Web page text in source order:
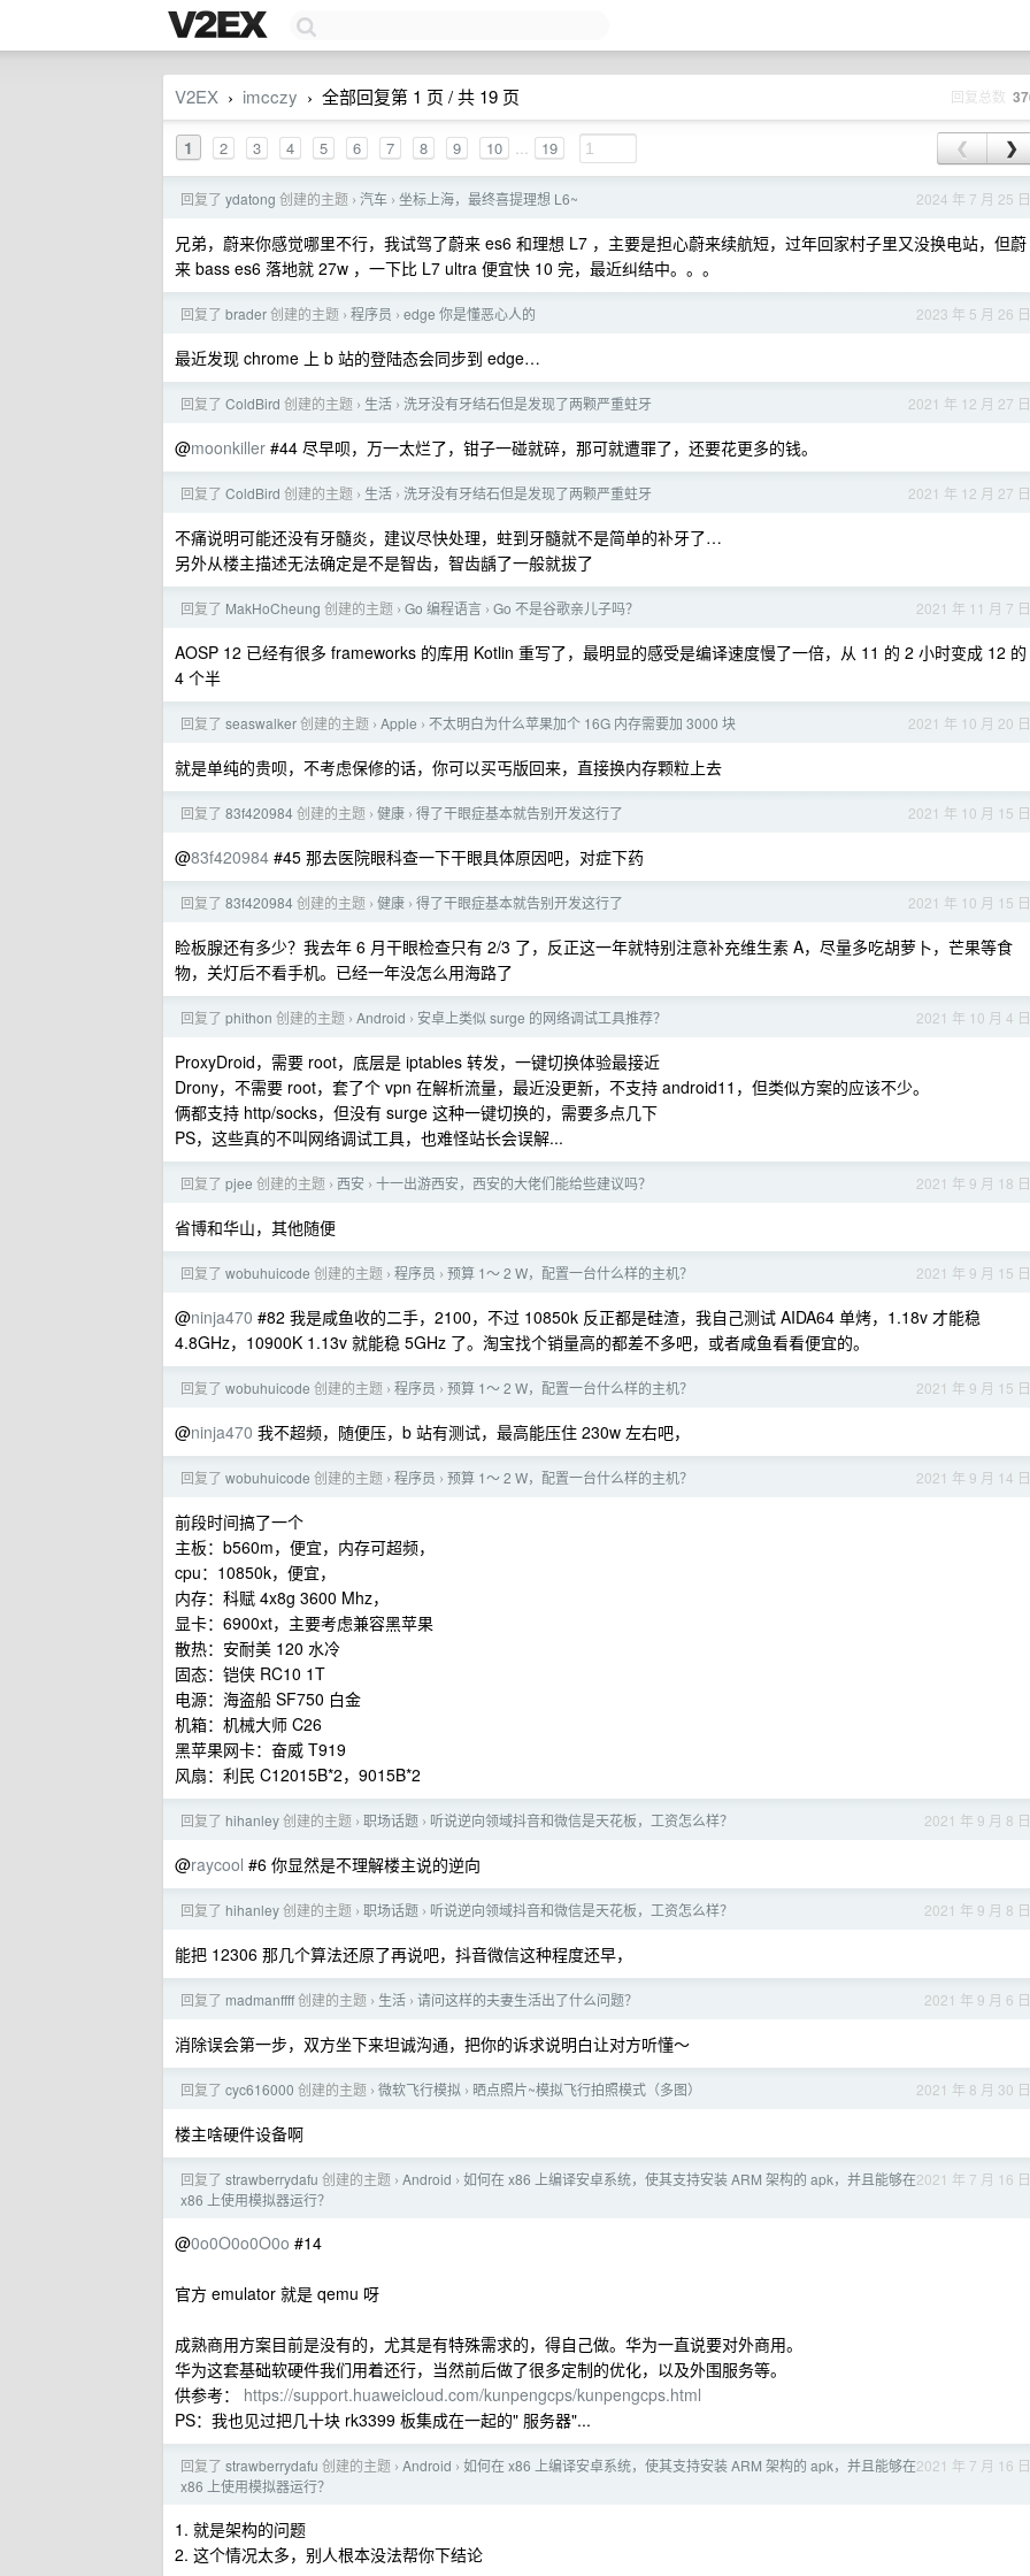
V2EX › imcczy › 全部回复第 1 页 / 共 19 页 回复总数
1 2 3 4 5 6 7 8 9 10 ... 19 ❮ ❯
2024 年 7 月 25 日
回复了 ydatong 创建的主题 › 汽车 › 坐标上海，最终喜提理想 L6~
兄弟，蔚来你感觉哪里不行，我试驾了蔚来 es6 和理想 L7 ，主要是担心蔚来续航短，过年回家村子里又没换电站，但蔚
来 bass es6 落地就 27w ，一下比 L7 ultra 便宜快 10 完，最近纠结中。。。
2023 年 5 月 26 日
回复了 brader创建的主题 › 程序员 › edge 你是懂恶心人的
最近发现 chrome 上 b 站的登陆态会同步到 edge…
2021 年 12 月 27 日
回复了 ColdBird 创建的主题 › 生活 › 洗牙没有牙结石但是发现了两颗严重蛀牙
@moonkiller #44 尽早呗，万一太烂了，钳子一碰就碎，那可就遭罪了，还要花更多的钱。
2021 年 12 月 27 日
回复了 ColdBird 创建的主题 › 生活 › 洗牙没有牙结石但是发现了两颗严重蛀牙
不痛说明可能还没有牙髓炎，建议尽快处理，蛀到牙髓就不是简单的补牙了…
另外从楼主描述无法确定是不是智齿，智齿龋了一般就拔了
2021 年 11 月 7 日
回复了 MakHoCheung 创建的主题 › Go 编程语言 › Go 不是谷歌亲儿子吗？
AOSP 12 已经有很多 frameworks 的库用 Kotlin 重写了，最明显的感受是编译速度慢了一倍，从 11 的 2 小时变成 12 的
4 个半
2021 年 10 月 20 日
回复了 seaswalker创建的主题 › Apple › 不太明白为什么苹果加个 16G 内存需要加 3000 块
就是单纯的贵呗，不考虑保修的话，你可以买丐版回来，直接换内存颗粒上去
2021 年 10 月 15 日
回复了 83f420984创建的主题 › 健康 › 得了干眼症基本就告别开发这行了
@83f420984 #45 那去医院眼科查一下干眼具体原因吧，对症下药
2021 年 10 月 15 日
回复了 83f420984创建的主题 › 健康 › 得了干眼症基本就告别开发这行了
睑板腺还有多少？我去年 6 月干眼检查只有 2/3 了，反正这一年就特别注意补充维生素 A，尽量多吃胡萝卜，芒果等食
物，关灯后不看手机。已经一年没怎么用海路了
2021 年 10 月 4 日
回复了 phithon 创建的主题 › Android › 安卓上类似 surge 的网络调试工具推荐？
ProxyDroid，需要 root，底层是 iptables 转发，一键切换体验最接近
Drony，不需要 root，套了个 vpn 在解析流量，最近没更新，不支持 android11，但类似方案的应该不少。
俩都支持 http/socks，但没有 surge 这种一键切换的，需要多点几下
PS，这些真的不叫网络调试工具，也难怪站长会误解...
2021 年 9 月 18 日
回复了 pjee 创建的主题 › 西安 › 十一出游西安，西安的大佬们能给些建议吗？
省博和华山，其他随便
2021 年 9 月 15 日
回复了 wobuhuicode 创建的主题 › 程序员 › 预算 1～ 2 W，配置一台什么样的主机？
@ninja470 #82 我是咸鱼收的二手，2100，不过 10850k 反正都是硅渣，我自己测试 AIDA64 单烤，1.18v 才能稳
4.8GHz，10900K 1.13v 就能稳 5GHz 了。淘宝找个销量高的都差不多吧，或者咸鱼看看便宜的。
2021 年 9 月 15 日
回复了 wobuhuicode 创建的主题 › 程序员 › 预算 1～ 2 W，配置一台什么样的主机？
@ninja470 我不超频，随便压，b 站有测试，最高能压住 230w 左右吧，
2021 年 9 月 14 日
回复了 wobuhuicode 创建的主题 › 程序员 › 预算 1～ 2 W，配置一台什么样的主机？
前段时间搞了一个
主板：b560m，便宜，内存可超频，
cpu：10850k，便宜，
内存：科赋 4x8g 3600 Mhz，
显卡：6900xt，主要考虑兼容黑苹果
散热：安耐美 120 水冷
固态：铠侠 RC10 1T
电源：海盗船 SF750 白金
机箱：机械大师 C26
黑苹果网卡：奋威 T919
风扇：利民 C12015B*2，9015B*2
2021 年 9 月 8 日
回复了 hihanley创建的主题 › 职场话题 › 听说逆向领域抖音和微信是天花板，工资怎么样？
@raycool #6 你显然是不理解楼主说的逆向
2021 年 9 月 8 日
回复了 hihanley创建的主题 › 职场话题 › 听说逆向领域抖音和微信是天花板，工资怎么样？
能把 12306 那几个算法还原了再说吧，抖音微信这种程度还早，
2021 年 9 月 6 日
回复了 madmanffff创建的主题 › 生活 › 请问这样的夫妻生活出了什么问题？
消除误会第一步，双方坐下来坦诚沟通，把你的诉求说明白让对方听懂～
2021 年 8 月 30 日
回复了 cyc616000 创建的主题 › 微软飞行模拟 › 晒点照片~模拟飞行拍照模式（多图）
楼主啥硬件设备啊
2021 年 7 月 16 日
回复了 strawberrydafu 创建的主题 › Android › 如何在 x86 上编译安卓系统，使其支持安装 ARM 架构的 apk，并且能够在
x86 上使用模拟器运行？
@0o0O0o0O0o #14
官方 emulator 就是 qemu 呀
成熟商用方案目前是没有的，尤其是有特殊需求的，得自己做。华为一直说要对外商用。
华为这套基础软硬件我们用着还行，当然前后做了很多定制的优化，以及外围服务等。
供参考： https://support.huaweicloud.com/kunpengcps/kunpengcps.html
PS：我也见过把几十块 rk3399 板集成在一起的" 服务器"...
2021 年 7 月 16 日
回复了 strawberrydafu 创建的主题 › Android › 如何在 x86 上编译安卓系统，使其支持安装 ARM 架构的 apk，并且能够在
x86 上使用模拟器运行？
1. 就是架构的问题
2. 这个情况太多，别人根本没法帮你下结论